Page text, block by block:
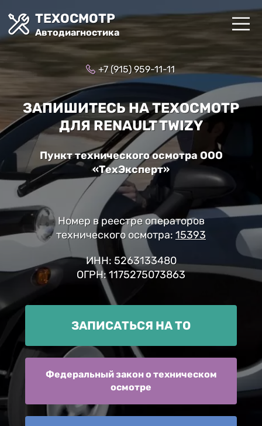
ТЕХОСМОТР
Автодиагностика
+7 (915) 959-11-11
ЗАПИШИТЕСЬ НА ТЕХОСМОТР
ДЛЯ RENAULT TWIZY
Пункт технического осмотра ООО
«ТехЭксперт»
Номер в реестре операторов
технического осмотра: 15393
ИНН: 5263133480
ОГРН: 1175275073863
ЗАПИСАТЬСЯ НА ТО
Федеральный закон о техническом
осмотре